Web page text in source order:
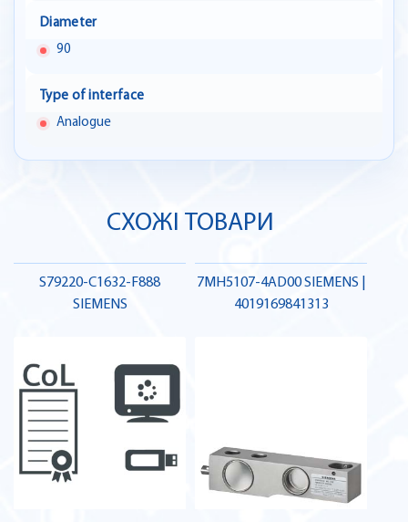
Diameter
90
Type of interface
Analogue
СХОЖІ ТОВАРИ
S79220-C1632-F888
SIEMENS
7MH5107-4AD00 SIEMENS |
4019169841313